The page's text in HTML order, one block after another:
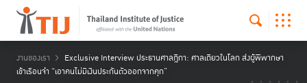
งานของเรา
Exclusive Interview ประธานศาลฎีกา: ศาลเดียวในโลก ส่งผู้พิพากษา
เข้าเรือนจำ “เอาคนไม่มีเงินประกันตัวออกจากคุก”